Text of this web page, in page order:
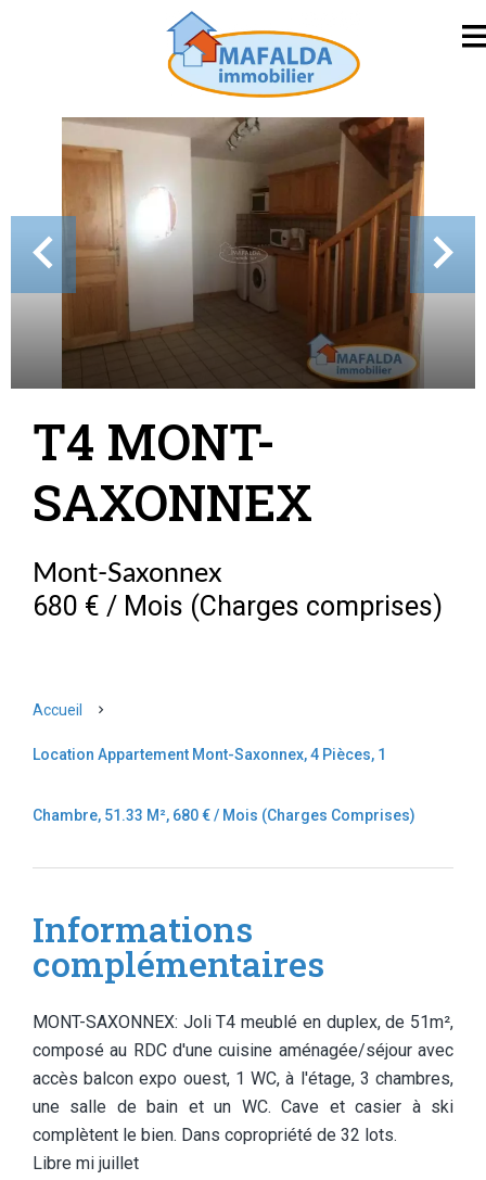
T4 MONT-
SAXONNEX
Mont-Saxonnex
680 € / Mois (Charges comprises)
Accueil
Location Appartement Mont-Saxonnex, 4 Pièces, 1
Chambre, 51.33 M², 680 € / Mois (Charges Comprises)
Informations
complémentaires
MONT-SAXONNEX: Joli T4 meublé en duplex, de 51m²,
composé au RDC d'une cuisine aménagée/séjour avec
accès balcon expo ouest, 1 WC, à l'étage, 3 chambres,
une salle de bain et un WC. Cave et casier à ski
complètent le bien. Dans copropriété de 32 lots.
Libre mi juillet